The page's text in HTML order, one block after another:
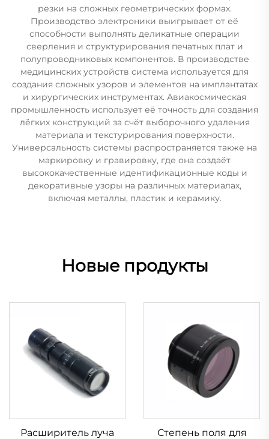
резки на сложных геометрических формах.
Производство электроники выигрывает от её
способности выполнять деликатные операции
сверления и структурирования печатных плат и
полупроводниковых компонентов. В производстве
медицинских устройств система используется для
создания сложных узоров и элементов на имплантатах
и хирургических инструментах. Авиакосмическая
промышленность использует её точность для создания
лёгких конструкций за счёт выборочного удаления
материала и текстурирования поверхности.
Универсальность системы распространяется также на
маркировку и гравировку, где она создаёт
высококачественные идентификационные коды и
декоративные узоры на различных материалах,
включая металлы, пластик и керамику.
Новые продукты
Расширитель луча
Степень поля для